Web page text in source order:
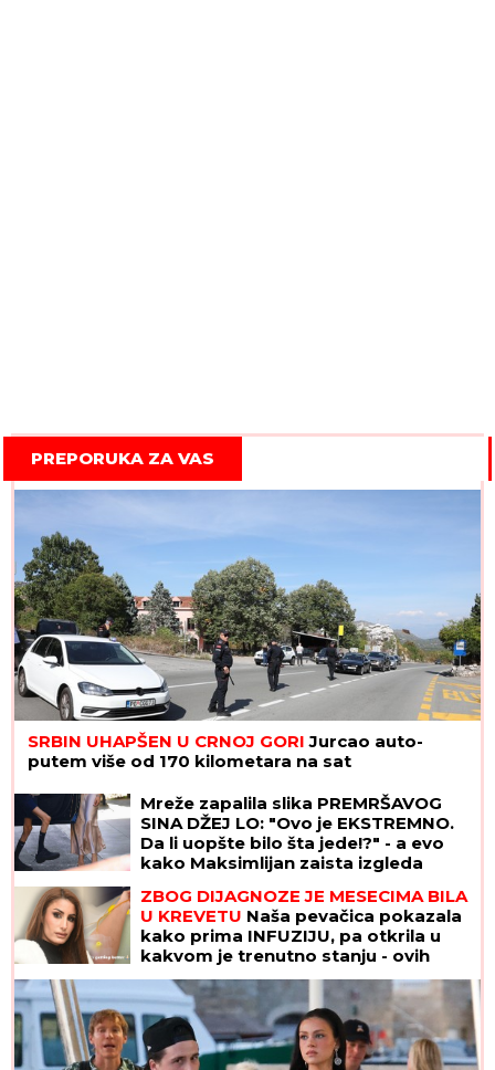
PREPORUKA ZA VAS
SRBIN UHAPŠEN U CRNOJ GORI Jurcao auto-
putem više od 170 kilometara na sat
Detalji haosa na Velikoj plaži u
Ulcinju: Novopazarac motkom tukao
dvojicu Tutinaca
SINA DŽEJ LO: "Ovo je EKSTREMNO.
Da li uopšte bilo šta jede!?" - a evo
kako Maksimlijan zaista izgleda
uživo, na paparaco fotkama nema ni
fotošopa ni veštačke intelig